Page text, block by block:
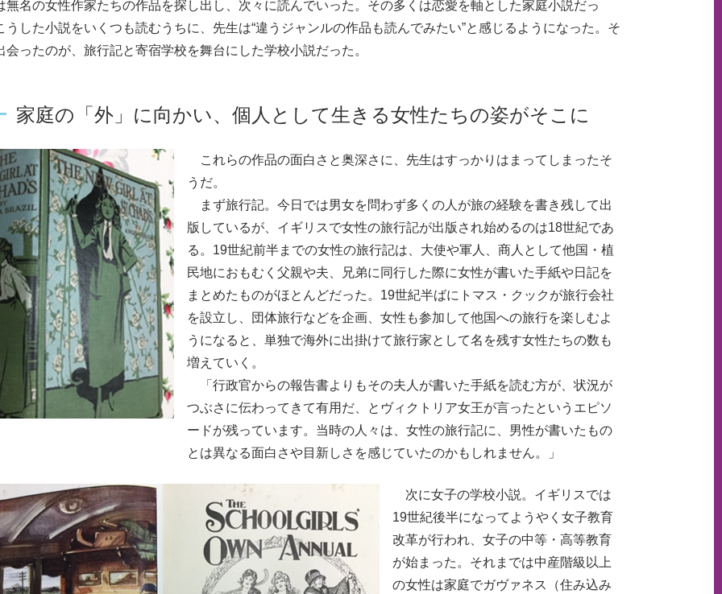
無名の女性作家たちの作品を探し出し、次々に読んでいった。その多くは恋愛を軸とした家庭小説だっ
うした小説をいくつも読むうちに、先生は“違うジャンルの作品も読んでみたい”と感じるようになった。そ
会ったのが、旅行記と寄宿学校を舞台にした学校小説だった。
家庭の「外」に向かい、個人として生きる女性たちの姿がそこに
これらの作品の面白さと奥深さに、先生はすっかりはまってしまったそ
うだ。
まず旅行記。今日では男女を問わず多くの人が旅の経験を書き残して出
版しているが、イギリスで女性の旅行記が出版され始めるのは18世紀であ
る。19世紀前半までの女性の旅行記は、大使や軍人、商人として他国・植
民地におもむく父親や夫、兄弟に同行した際に女性が書いた手紙や日記を
まとめたものがほとんどだった。19世紀半ばにトマス・クックが旅行会社
を設立し、団体旅行などを企画、女性も参加して他国への旅行を楽しむよ
うになると、単独で海外に出掛けて旅行家として名を残す女性たちの数も
増えていく。
「行政官からの報告書よりもその夫人が書いた手紙を読む方が、状況が
つぶさに伝わってきて有用だ、とヴィクトリア女王が言ったというエピソ
ードが残っています。当時の人々は、女性の旅行記に、男性が書いたもの
とは異なる面白さや目新しさを感じていたのかもしれません。」
次に女子の学校小説。イギリスでは
19世紀後半になってようやく女子教育
改革が行われ、女子の中等・高等教育
が始まった。それまでは中産階級以上
の女性は家庭でガヴァネス（住み込み